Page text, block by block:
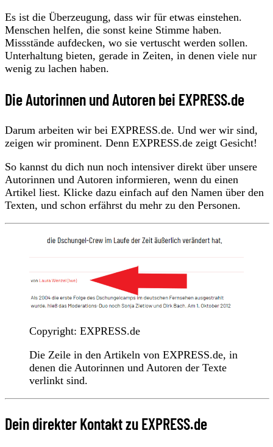
Es ist die Überzeugung, dass wir für etwas einstehen.
Menschen helfen, die sonst keine Stimme haben.
Missstände aufdecken, wo sie vertuscht werden sollen.
Unterhaltung bieten, gerade in Zeiten, in denen viele nur
wenig zu lachen haben.
Die Autorinnen und Autoren bei EXPRESS.de
Darum arbeiten wir bei EXPRESS.de. Und wer wir sind,
zeigen wir prominent. Denn EXPRESS.de zeigt Gesicht!
So kannst du dich nun noch intensiver direkt über unsere
Autorinnen und Autoren informieren, wenn du einen
Artikel liest. Klicke dazu einfach auf den Namen über den
Texten, und schon erfährst du mehr zu den Personen.
Copyright: EXPRESS.de
Die Zeile in den Artikeln von EXPRESS.de, in
denen die Autorinnen und Autoren der Texte
verlinkt sind.
Dein direkter Kontakt zu EXPRESS.de